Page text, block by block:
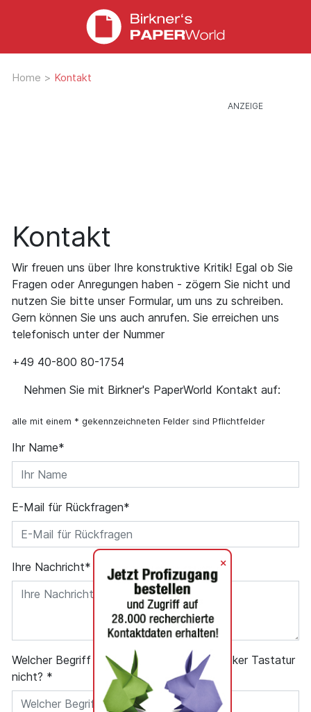
+
Home > Kontakt
Kontakt
Wir freuen uns über Ihre konstruktive Kritik! Egal ob Sie
Fragen oder Anregungen haben - zögern Sie nicht und
nutzen Sie bitte unser Formular, um uns zu schreiben.
Gern können Sie uns auch anrufen. Sie erreichen uns
telefonisch unter der Nummer
+49 40-800 80-1754
Nehmen Sie mit Birkner's PaperWorld Kontakt auf:
alle mit einem * gekennzeichneten Felder sind Pflichtfelder
Ihr Name*
E-Mail für Rückfragen*
Ihre Nachricht*
Welcher Begriff passt
nicht? *
Router Tulpe Drucker Tastatur
Handy